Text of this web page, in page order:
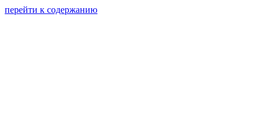
перейти к содержанию